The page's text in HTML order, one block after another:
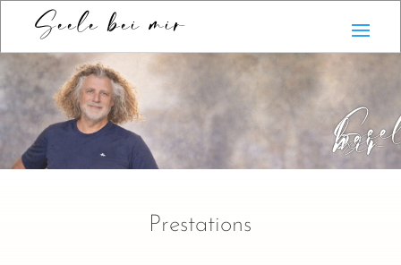
Seele bei mir
bei
mir
Prestations